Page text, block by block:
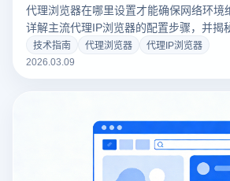
代理浏览器在哪里设置才能确保网络环境
详解主流代理IP浏览器的配置步骤，并揭
云登指纹浏览器代理设置技巧。通过物理
境伪装，彻底告别多账号关联封禁。点击
技术指南 代理浏览器
代理IP浏览器
2026.03.09